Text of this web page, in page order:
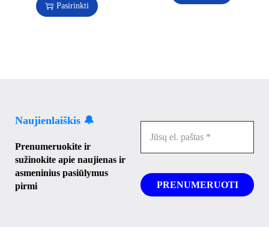
Pasirinkti
Naujienlaiškis 🔔
Prenumeruokite ir
sužinokite apie naujienas ir
asmeninius pasiūlymus
pirmi